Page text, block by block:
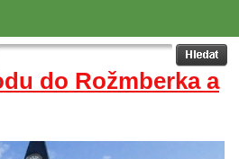
do Rožmberka a